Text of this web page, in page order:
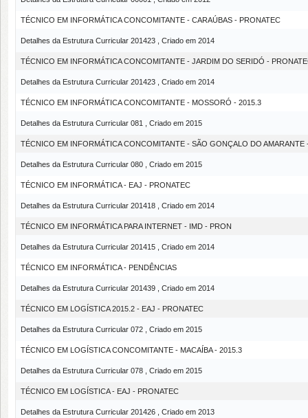
TÉCNICO EM INFORMÁTICA CONCOMITANTE - CARAÚBAS - PRONATEC
Detalhes da Estrutura Curricular 201423 , Criado em 2014
TÉCNICO EM INFORMÁTICA CONCOMITANTE - JARDIM DO SERIDÓ -
Detalhes da Estrutura Curricular 201423 , Criado em 2014
TÉCNICO EM INFORMÁTICA CONCOMITANTE - MOSSORÓ - 2015.3
Detalhes da Estrutura Curricular 081 , Criado em 2015
TÉCNICO EM INFORMÁTICA CONCOMITANTE - SÃO GONÇALO DO AMARANTE
Detalhes da Estrutura Curricular 080 , Criado em 2015
TÉCNICO EM INFORMÁTICA - EAJ - PRONATEC
Detalhes da Estrutura Curricular 201418 , Criado em 2014
TÉCNICO EM INFORMÁTICA PARA INTERNET - IMD - PRON
Detalhes da Estrutura Curricular 201415 , Criado em 2014
TÉCNICO EM INFORMÁTICA - PENDÊNCIAS
Detalhes da Estrutura Curricular 201439 , Criado em 2014
TÉCNICO EM LOGÍSTICA 2015.2 - EAJ - PRONATEC
Detalhes da Estrutura Curricular 072 , Criado em 2015
TÉCNICO EM LOGÍSTICA CONCOMITANTE - MACAÍBA - 2015.3
Detalhes da Estrutura Curricular 078 , Criado em 2015
TÉCNICO EM LOGÍSTICA - EAJ - PRONATEC
Detalhes da Estrutura Curricular 201426 , Criado em 2013